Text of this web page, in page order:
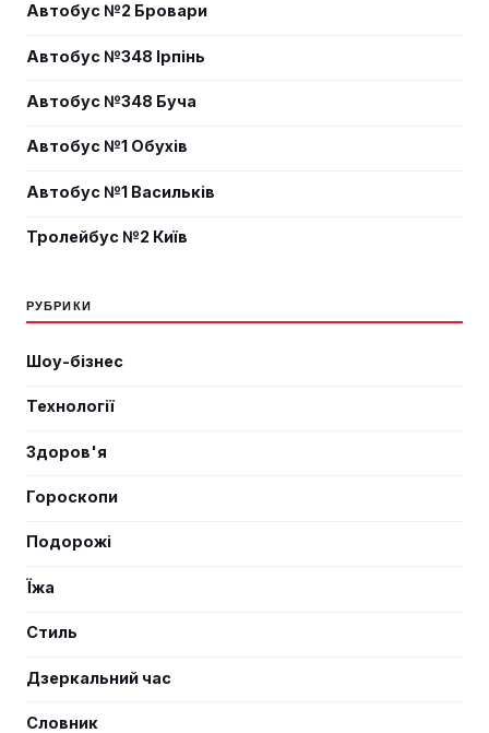
Автобус №2 Бровари
Автобус №348 Ірпінь
Автобус №348 Буча
Автобус №1 Обухів
Автобус №1 Васильків
Тролейбус №2 Київ
РУБРИКИ
Шоу-бізнес
Технології
Здоров'я
Гороскопи
Подорожі
Їжа
Стиль
Дзеркальний час
Словник